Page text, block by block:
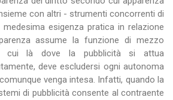
con altri - strumenti concorrenti di
esigenza pratica in relazione
assume la funzione di mezzo
cui là dove la pubblicità si attua
deve escludersi ogni autonoma
venga intesa. Infatti, quando la
di pubblicità consente al contraente